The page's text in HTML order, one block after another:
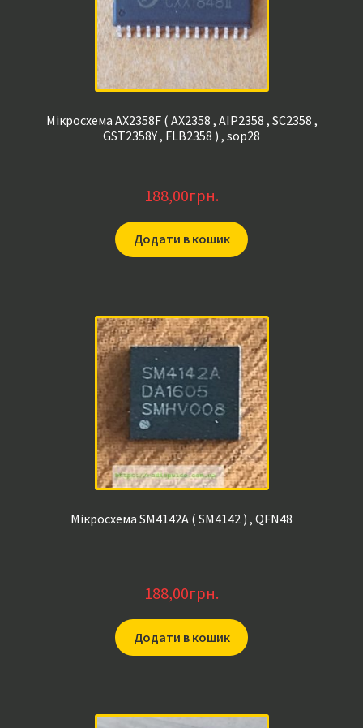
Мікросхема AX2358F ( AX2358 , AIP2358 , SC2358 ,
GST2358Y , FLB2358 ) , sop28
188,00грн.
Додати в кошик
Мікросхема SM4142A ( SM4142 ) , QFN48
188,00грн.
Додати в кошик